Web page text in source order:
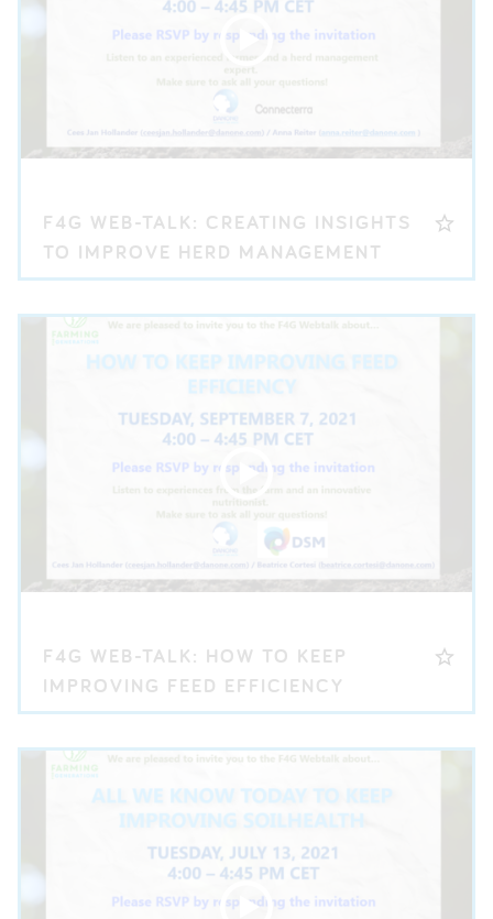
F4G WEB-TALK: CREATING INSIGHTS
TO IMPROVE HERD MANAGEMENT
F4G WEB-TALK: HOW TO KEEP
IMPROVING FEED EFFICIENCY